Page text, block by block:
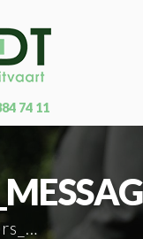
74 11